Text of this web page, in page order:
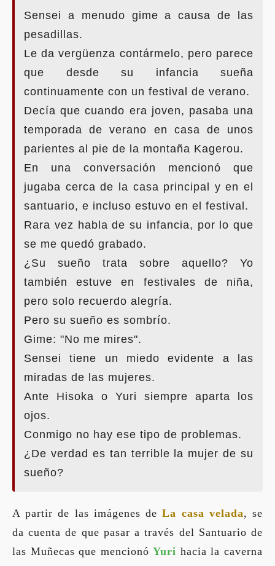
Sensei a menudo gime a causa de las
pesadillas.
Le da vergüenza contármelo, pero parece
que desde su infancia sueña
continuamente con un festival de verano.
Decía que cuando era joven, pasaba una
temporada de verano en casa de unos
parientes al pie de la montaña Kagerou.
En una conversación mencionó que
jugaba cerca de la casa principal y en el
santuario, e incluso estuvo en el festival.
Rara vez habla de su infancia, por lo que
se me quedó grabado.
¿Su sueño trata sobre aquello? Yo
también estuve en festivales de niña,
pero solo recuerdo alegría.
Pero su sueño es sombrío.
Gime: "No me mires".
Sensei tiene un miedo evidente a las
miradas de las mujeres.
Ante Hisoka o Yuri siempre aparta los
ojos.
Conmigo no hay ese tipo de problemas.
¿De verdad es tan terrible la mujer de su
sueño?
A partir de las imágenes deLa casa velada, se
da cuenta de que pasar a través del Santuario de
las Muñecas que mencionóYuri hacia la caverna